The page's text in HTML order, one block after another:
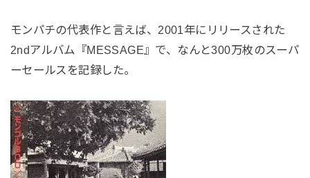
モンパチの代表作と言えば、2001年にリリースされた
2ndアルバム『MESSAGE』で、なんと300万枚のスーパ
ーセールスを記録した。